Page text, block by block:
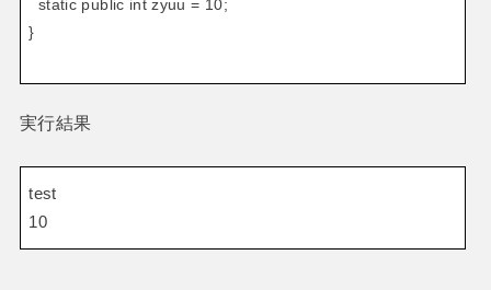
static public int zyuu = 10;
}
実行結果
test
10